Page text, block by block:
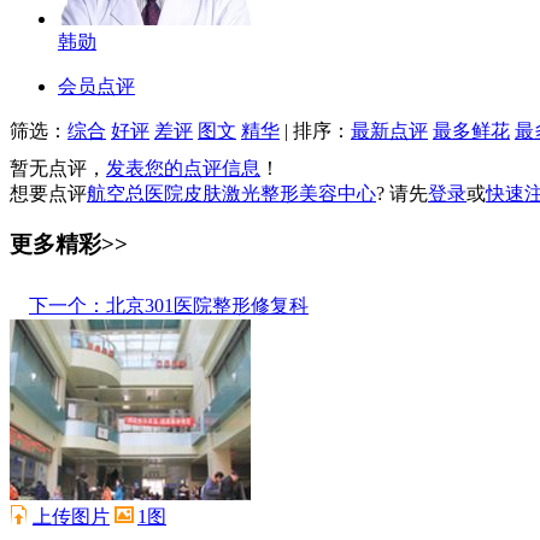
韩勋
会员点评
筛选： 综合 好评 差评 图文 精华 | 排序： 最新点评 最多鲜花 最
暂无点评， 发表您的点评信息 ！
想要点评航空总医院皮肤激光整形美容中心? 请先登录或快速
更多精彩>>
下一个：北京301医院整形修复科
上传图片 1图